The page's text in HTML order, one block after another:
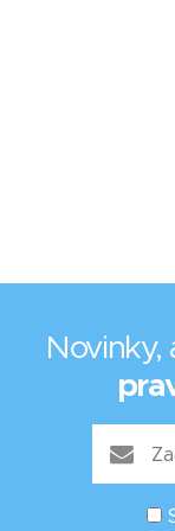
Novinky,